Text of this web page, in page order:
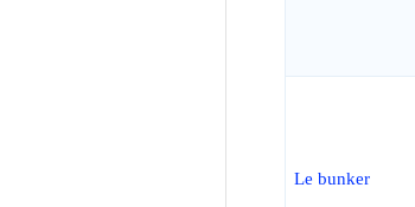
Le bunker